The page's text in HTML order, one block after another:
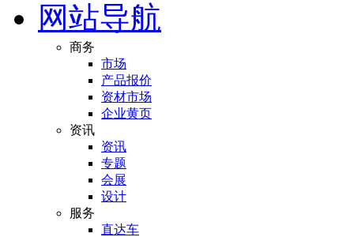
网站导航
商务
市场
产品报价
资材市场
企业黄页
资讯
资讯
专题
会展
设计
服务
直达车